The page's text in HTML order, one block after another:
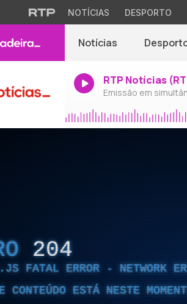
NOTÍCIAS DESPORTO
Notícias
RTP Notícias
Emissão em
204
FATAL ERROR - NETWORK
CONTEÚDO ESTÁ NESTE